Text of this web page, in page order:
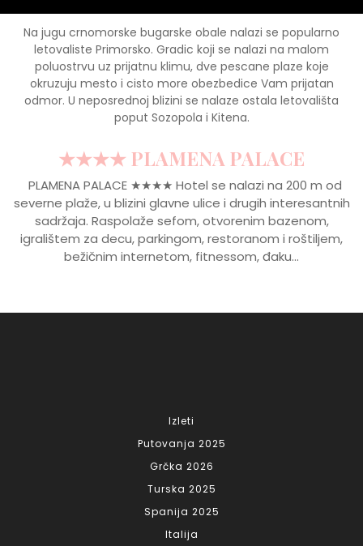
Na jugu crnomorske bugarske obale nalazi se popularno
letovaliste Primorsko. Gradic koji se nalazi na malom
poluostrvu uz prijatnu klimu, dve pescane plaze koje
okruzuju mesto i cisto more obezbedice Vam prijatan
odmor. U neposrednoj blizini se nalaze ostala letovališta
poput Sozopola i Kitena.
★★★★ PLAMENA PALACE
PLAMENA PALACE ★★★★ Hotel se nalazi na 200 m od
severne plaže, u blizini glavne ulice i drugih interesantnih
sadržaja. Raspolaže sefom, otvorenim bazenom,
igralištem za decu, parkingom, restoranom i roštiljem,
bežičnim internetom, fitnessom, đaku...
Izleti
Putovanja 2025
Grčka 2026
Turska 2025
Spanija 2025
Italija